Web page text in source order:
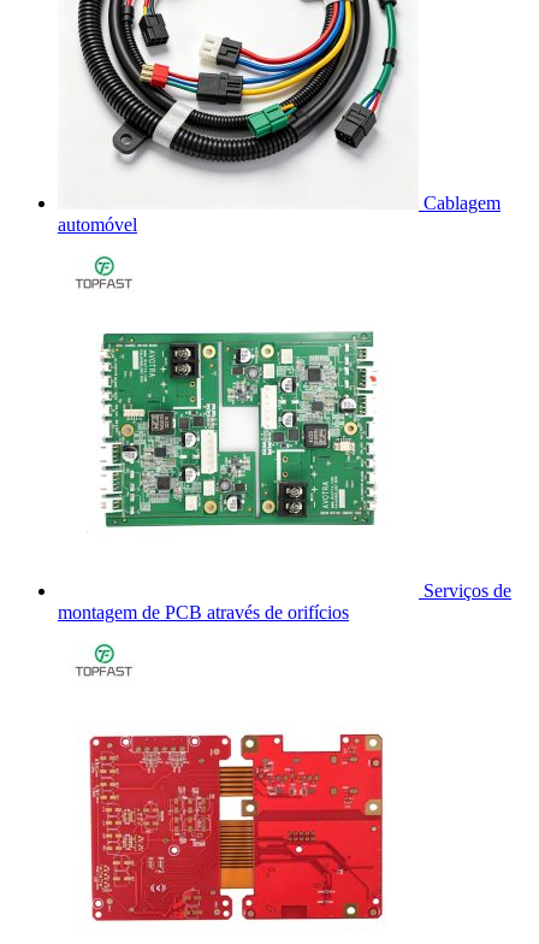
Cablagem
automóvel
Serviços de
montagem de PCB através de orifícios